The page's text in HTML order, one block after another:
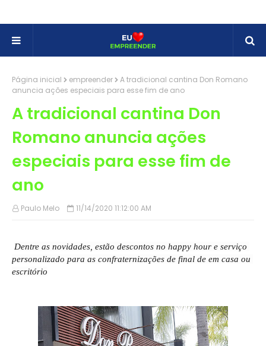
Página inicial empreender
A tradicional cantina Don Romano
anuncia ações especiais para esse fim de ano
A tradicional cantina Don
Romano anuncia ações
especiais para esse fim de
ano
Paulo Melo 11/14/2020 11:12:00 AM
Dentre as novidades, estão descontos no happy hour e serviço
personalizado para as confraternizações de final de em casa ou
escritório